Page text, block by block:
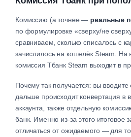
Комиссию (а точнее — реальные
по формулировке «сверху/не
сравниваем, сколько списалось с
зачислилось на кошелёк Steam. На
комиссия Тбанк Steam выходит в
Почему так получается: вы
дальше происходит конвертация в
аккаунта, также отдельную
банк. Именно из-за этого итоговое
отличаться от ожидаемого — для